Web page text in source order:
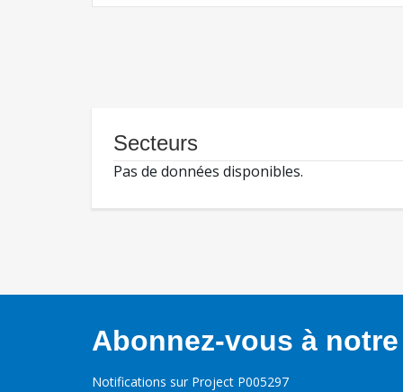
Secteurs
Pas de données disponibles.
Abonnez-vous à
Notifications sur Project P005297